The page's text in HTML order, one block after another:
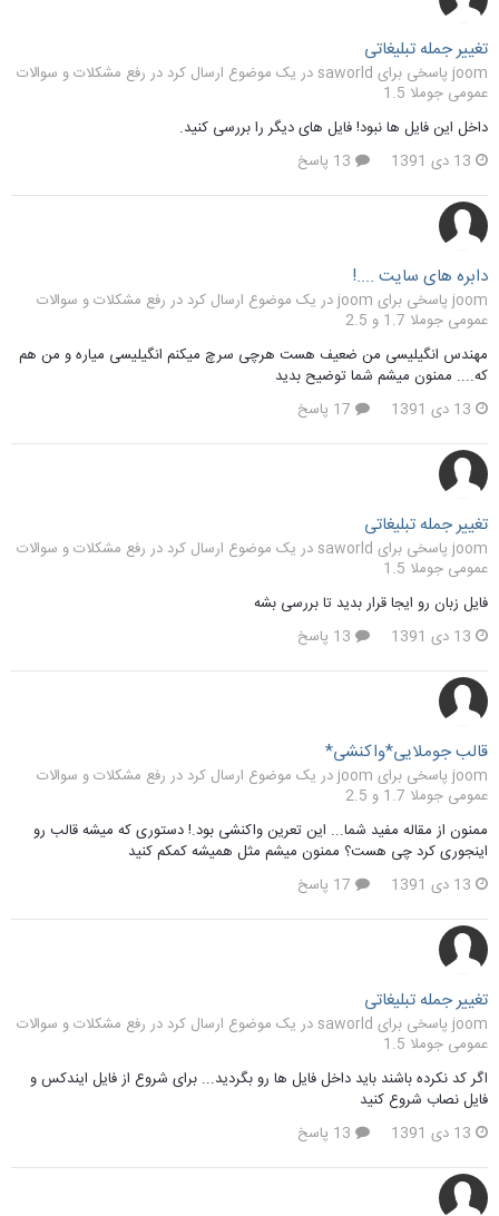
تغییر جمله تبلیغاتی
joom پاسخی برای saworld در یک موضوع ارسال کرد در
رفع مشکلات و سوالات
عمومی جوملا 1.5
داخل این فایل ها نبود! فایل های دیگر را بررسی کنید.
13 دی 1391
دابره های سایت ....!
joom پاسخی برای joom در یک موضوع ارسال کرد در
رفع مشکلات و سوالات
عمومی جوملا 1.7 و 2.5
مهندس انگیلیسی من ضعیف هست هرچی سرچ میکنم انگیلیسی میاره و من هم
که.... ممنون میشم شما توضیح بدید
13 دی 1391
تغییر جمله تبلیغاتی
joom پاسخی برای saworld در یک موضوع ارسال کرد در
رفع مشکلات و سوالات
عمومی جوملا 1.5
فایل زبان رو ایجا قرار بدید تا بررسی بشه
13 دی 1391
قالب جوملایی*واکنشی*
joom پاسخی برای joom در یک موضوع ارسال کرد در
رفع مشکلات و سوالات
عمومی جوملا 1.7 و 2.5
ممنون از مقاله مفید شما... این تعرین واکنشی بود.! دستوری که میشه قالب رو
اینجوری کرد چی هست؟ ممنون میشم مثل همیشه کمکم کنید
13 دی 1391
تغییر جمله تبلیغاتی
joom پاسخی برای saworld در یک موضوع ارسال کرد در
رفع مشکلات و سوالات
عمومی جوملا 1.5
اگر کد نکرده باشند باید داخل فایل ها رو بگردید... برای شروع از فایل ایندکس و
فایل نصاب شروع کنید
13 دی 1391